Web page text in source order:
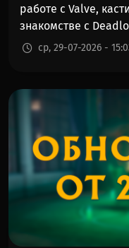
работе с Valve,
знакомстве с
ср, 29-07-2026 -